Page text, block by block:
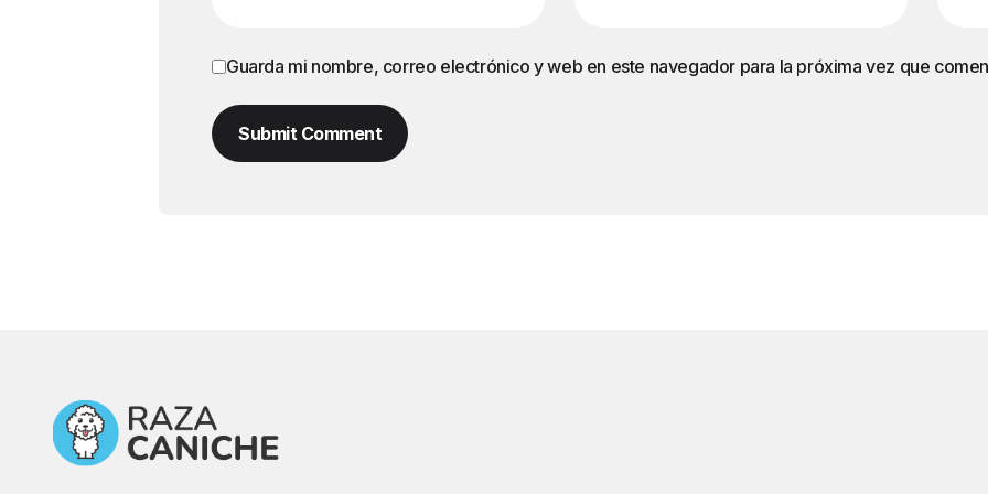
Guarda mi nombre, correo electrónico y web en este navegador para la próxima vez que
Submit Comment